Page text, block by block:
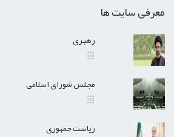
معرفی سایت ها
رهبری
مجلس شورای اسلامی
ریاست جمهوری